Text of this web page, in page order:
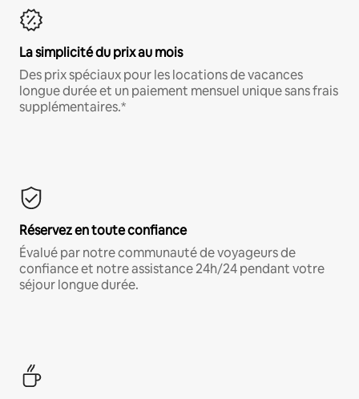
La simplicité du prix au mois
Des prix spéciaux pour les locations de vacances
longue durée et un paiement mensuel unique sans frais
supplémentaires.*
Réservez en toute confiance
Évalué par notre communauté de voyageurs de
confiance et notre assistance 24h/24 pendant votre
séjour longue durée.